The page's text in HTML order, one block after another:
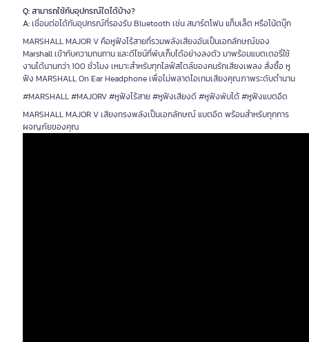
Q: สามารถใช้กับอุปกรณ์ใดได้บ้าง?
A:เชื่อมต่อได้กับอุปกรณ์ที่รองรับ Bluetooth เช่น สมาร์ตโฟน แท็บเล็ต หรือโน้ตบุ๊ก
MARSHALL MAJOR V คือหูฟังไร้สายที่รวมพลังเสียงอันเป็นเอกลักษณ์ของ
Marshall เข้ากับความทนทาน และดีไซน์ที่พับเก็บได้อย่างลงตัว มาพร้อมแบตเตอรี่ใช้
งานได้นานกว่า 100 ชั่วโมง เหมาะสำหรับทุกไลฟ์สไตล์ของคนรักเสียงเพลง สั่งซื้อ หู
ฟัง MARSHALL On Ear Headphone เพื่อไม่พลาดไอเทมเสียงคุณภาพระดับตำนาน
#MARSHALL #MAJORV #หูฟังไร้สาย #หูฟังเสียงดี #หูฟังพับได้ #หูฟังแบตอึด
MARSHALL MAJOR V เสียงทรงพลังเป็นเอกลักษณ์ แบตอึด พร้อมสำหรับทุกการ
ผจญภัยของคุณ